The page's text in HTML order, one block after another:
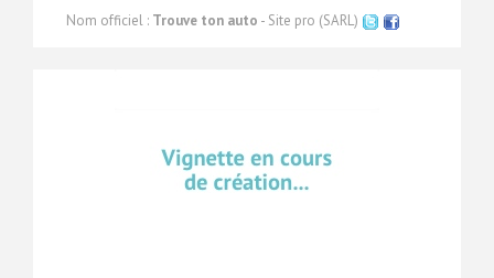
Nom officiel : Trouve ton auto - Site pro (SARL)